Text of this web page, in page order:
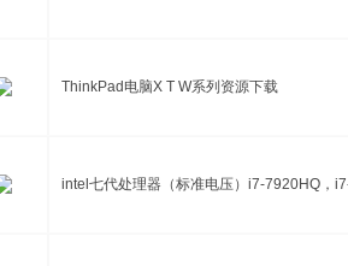
ThinkPad电脑X T W系列资源下载
intel七代处理器（标准电压）i7-7920HQ，